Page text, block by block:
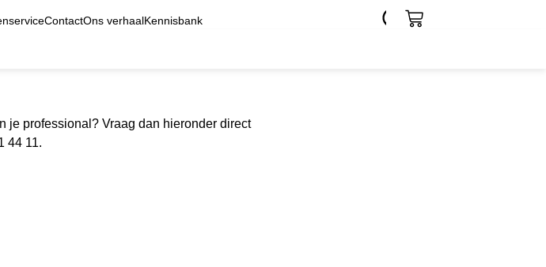
ContactOns verhaalKennisbank
je professional? Vraag dan hieronder direct
44 11.